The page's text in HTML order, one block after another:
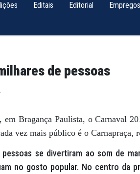
Editais Editorial Empregos
de pessoas
em Bragança Paulista, o Carnaval
vez mais público é o Carnapraça,
se divertiram ao som de
no gosto popular. No centro da